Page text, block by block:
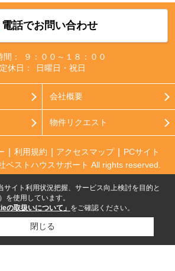
電話でお問い合わせ
：
９：００～１８：００
定休日：
日曜日・祝日
会社概要
物件リクエスト
利用規約 アクセスマップ
PCサイト
ベストハウスサポート All rights reserved.
サイト利用状況把握、サービス向上検討を目的と
を使用しています。
の取扱いについて」 をご確認ください。
閉じる